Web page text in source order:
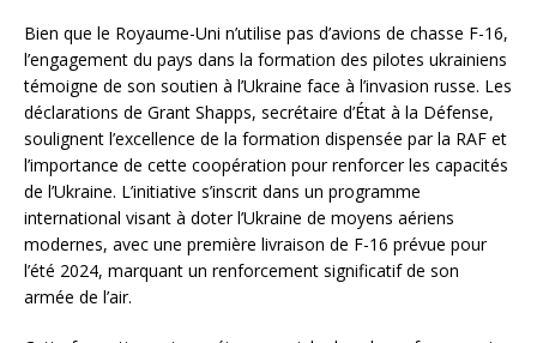
Bien que le Royaume-Uni n’utilise pas d’avions de chasse F-16,
l’engagement du pays dans la formation des pilotes ukrainiens
témoigne de son soutien à l’Ukraine face à l’invasion russe. Les
déclarations de Grant Shapps, secrétaire d’État à la Défense,
soulignent l’excellence de la formation dispensée par la RAF et
l’importance de cette coopération pour renforcer les capacités
de l’Ukraine. L’initiative s’inscrit dans un programme
international visant à doter l’Ukraine de moyens aériens
modernes, avec une première livraison de F-16 prévue pour
l’été 2024, marquant un renforcement significatif de son
armée de l’air.